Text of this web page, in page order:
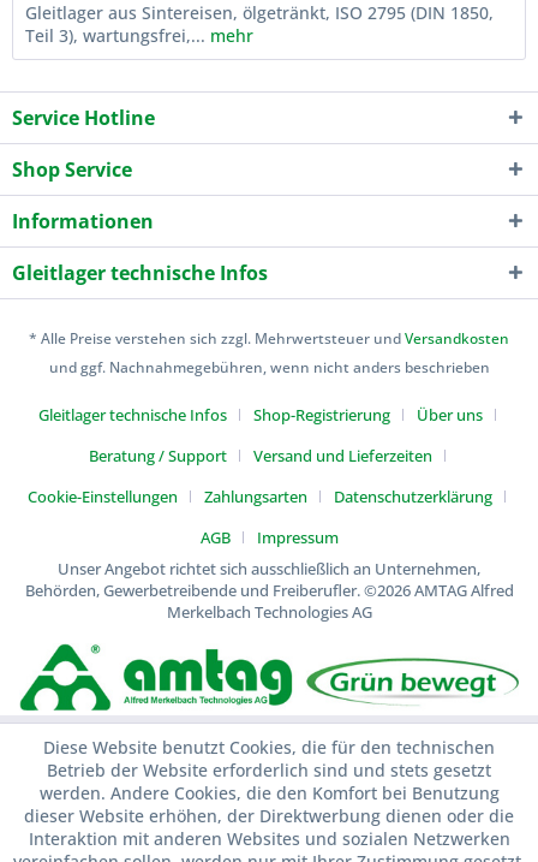
Gleitlager aus Sintereisen, ölgetränkt, ISO 2795 (DIN 1850,
Teil 3), wartungsfrei,... mehr
Service Hotline
Shop Service
Informationen
Gleitlager technische Infos
* Alle Preise verstehen sich zzgl. Mehrwertsteuer undVersandkosten
und ggf. Nachnahmegebühren, wenn nicht anders beschrieben
Gleitlager technische Infos Shop-Registrierung
Über uns
Beratung / Support
Versand und Lieferzeiten
Cookie-Einstellungen
Zahlungsarten
Datenschutzerklärung
AGB
Impressum
Unser Angebot richtet sich ausschließlich an Unternehmen,
Behörden, Gewerbetreibende und Freiberufler.©2026 AMTAG Alfred
Merkelbach Technologies AG
Diese Website benutzt Cookies, die für den technischen
Betrieb der Website erforderlich sind und stets gesetzt
werden. Andere Cookies, die den Komfort bei Benutzung
dieser Website erhöhen, der Direktwerbung dienen oder die
Interaktion mit anderen Websites und sozialen Netzwerken